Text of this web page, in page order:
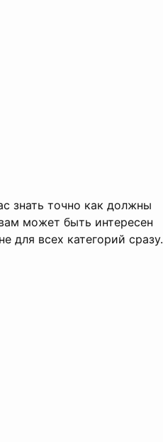
знать точно как должны
может быть интересен
для всех категорий сразу.